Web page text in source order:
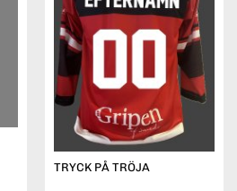
TRYCK PÅ TRÖJA